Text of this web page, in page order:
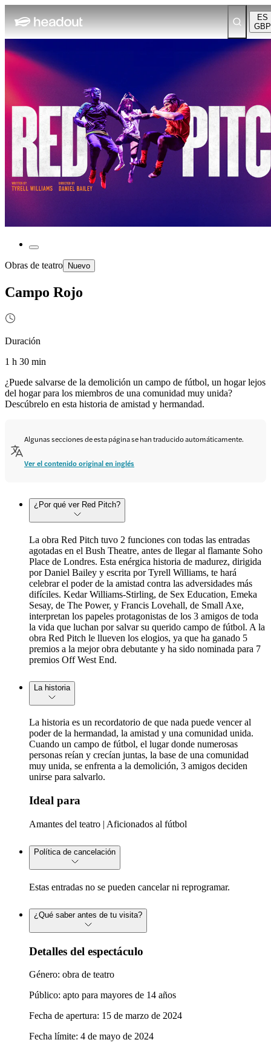
ES
GBP
Obras de teatro Nuevo
Campo Rojo
Duración
1 h 30 min
¿Puede salvarse de la demolición un campo de fútbol, un hogar lejos
del hogar para los miembros de una comunidad muy unida?
Descúbrelo en esta historia de amistad y hermandad.
Algunas secciones de esta página se han traducido automáticamente.
Ver el contenido original en inglés
¿Por qué ver Red Pitch?
La obra Red Pitch tuvo 2 funciones con todas las entradas
agotadas en el Bush Theatre, antes de llegar al flamante Soho
Place de Londres. Esta enérgica historia de madurez, dirigida
por Daniel Bailey y escrita por Tyrell Williams, te hará
celebrar el poder de la amistad contra las adversidades más
difíciles. Kedar Williams-Stirling, de Sex Education, Emeka
Sesay, de The Power, y Francis Lovehall, de Small Axe,
interpretan los papeles protagonistas de los 3 amigos de toda
la vida que luchan por salvar su querido campo de fútbol. A la
obra Red Pitch le llueven los elogios, ya que ha ganado 5
premios a la mejor obra debutante y ha sido nominada para 7
premios Off West End.
La historia
La historia es un recordatorio de que nada puede vencer al
poder de la hermandad, la amistad y una comunidad unida.
Cuando un campo de fútbol, el lugar donde numerosas
personas reían y crecían juntas, la base de una comunidad
muy unida, se enfrenta a la demolición, 3 amigos deciden
unirse para salvarlo.
Ideal para
Amantes del teatro | Aficionados al fútbol
Política de cancelación
Estas entradas no se pueden cancelar ni reprogramar.
¿Qué saber antes de tu visita?
Detalles del espectáculo
Género: obra de teatro
Público: apto para mayores de 14 años
Fecha de apertura: 15 de marzo de 2024
Fecha límite: 4 de mayo de 2024